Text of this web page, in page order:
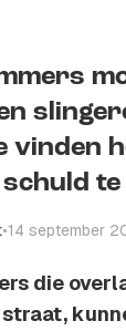
vinden
te
•14 september
die